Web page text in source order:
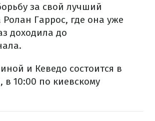
за свой лучший
Ролан Гаррос, где она уже
доходила до
и Кеведо состоится в
в 10:00 по киевскому